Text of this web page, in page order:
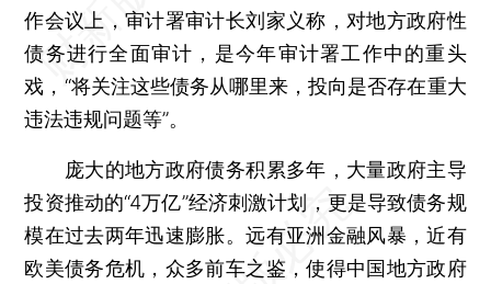
作会议上，审计署审计长刘家义称，对地方政府性
债务进行全面审计，是今年审计署工作中的重头
戏，“将关注这些债务从哪里来，投向是否存在重大
违法违规问题等”。
庞大的地方政府债务积累多年，大量政府主导
投资推动的“4万亿”经济刺激计划，更是导致债务规
模在过去两年迅速膨胀。远有亚洲金融风暴，近有
欧美债务危机，众多前车之鉴，使得中国地方政府